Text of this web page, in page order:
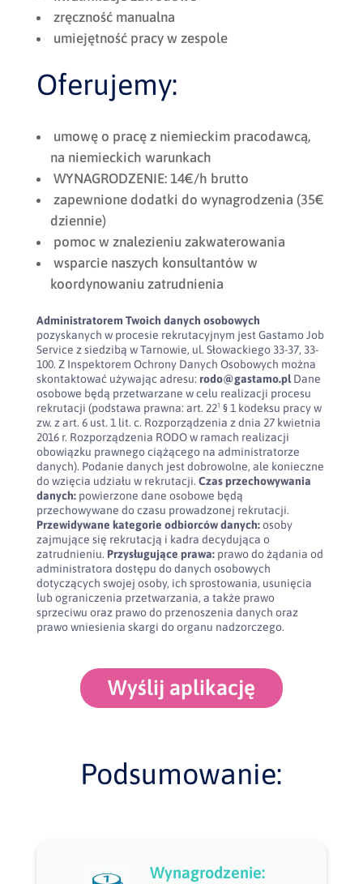
zręczność manualna
umiejętność pracy w zespole
Oferujemy:
umowę o pracę z niemieckim pracodawcą,
na niemieckich warunkach
WYNAGRODZENIE: 14€/h brutto
zapewnione dodatki do wynagrodzenia (35€
dziennie)
pomoc w znalezieniu zakwaterowania
wsparcie naszych konsultantów w
koordynowaniu zatrudnienia
Administratorem Twoich danych osobowych
pozyskanych w procesie rekrutacyjnym jest Gastamo Job
Service z siedzibą w Tarnowie, ul. Słowackiego 33-37, 33-
100. Z Inspektorem Ochrony Danych Osobowych można
skontaktować używając adresu: rodo@gastamo.plDane
osobowe będą przetwarzane w celu realizacji procesu
rekrutacji (podstawa prawna: art. 22¹ § 1 kodeksu pracy w
zw. z art. 6 ust. 1 lit. c. Rozporządzenia z dnia 27 kwietnia
2016 r. Rozporządzenia RODO w ramach realizacji
obowiązku prawnego ciążącego na administratorze
danych). Podanie danych jest dobrowolne, ale konieczne
do wzięcia udziału w rekrutacji. Czas przechowywania
danych:powierzone dane osobowe będą
przechowywane do czasu prowadzonej rekrutacji.
Przewidywane kategorie odbiorców danych:osoby
zajmujące się rekrutacją i kadra decydująca o
zatrudnieniu. Przysługujące prawa:prawo do żądania od
administratora dostępu do danych osobowych
dotyczących swojej osoby, ich sprostowania, usunięcia
lub ograniczenia przetwarzania, a także prawo
sprzeciwu oraz prawo do przenoszenia danych oraz
prawo wniesienia skargi do organu nadzorczego.
Wyślij aplikację
Podsumowanie:
Wynagrodzenie: